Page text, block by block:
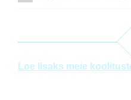
Loe lisaks meie